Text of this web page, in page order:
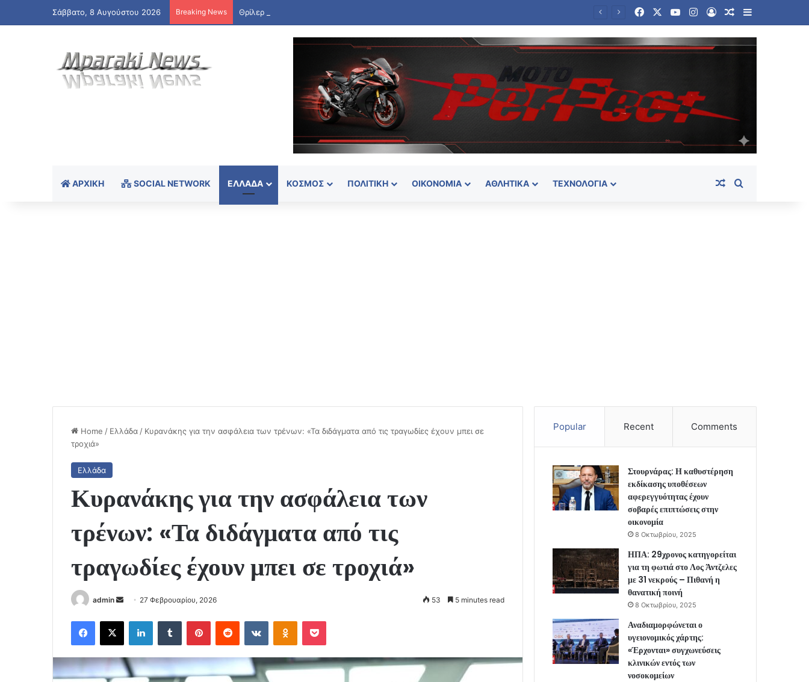
Σάββατο, 8 Αυγούστου 2026 Breaking News FacebookYouTubeInstagram
Log InRandom Article
Sidebar
ΑΡΧΙΚΉ SOCIAL NETWORK ΕΛΛΆΔΑ ΚΌΣΜΟΣ ΠΟΛΙΤΙΚΉ ΟΙΚΟΝΟΜΊΑ ΑΘΛΗΤΙΚΆ ΤΕΧΝΟΛΟΓΊΑ Random Article
Home / Ελλάδα / Κυρανάκης για την ασφάλεια των τρένων: «Τα διδάγματα από τις τραγωδίες έχουν μπει σε
τροχιά»
Ελλάδα
Κυρανάκης για την ασφάλεια των
τρένων: «Τα διδάγματα από τις
τραγωδίες έχουν μπει σε τροχιά»
admin
Send
email
27 Φεβρουαρίου, 2026 53 5 minutes read
Facebook
X LinkedInTumblr PinterestReddit VKontakteOdnoklassniki
Pocket
Popular Recent Comments
Στουρνάρας: Η καθυστέρηση
εκδίκασης υποθέσεων
αφερεγγυότητας έχουν
σοβαρές επιπτώσεις στην
οικονομία
8 Οκτωβρίου, 2025
ΗΠΑ: 29χρονος κατηγορείται
για τη φωτιά στο Λος Άντζελες
με 31 νεκρούς – Πιθανή η
θανατική ποινή
8 Οκτωβρίου, 2025
Αναδιαμορφώνεται ο
υγειονομικός χάρτης:
«Έρχονται» συγχωνεύσεις
κλινικών εντός των
νοσοκομείων